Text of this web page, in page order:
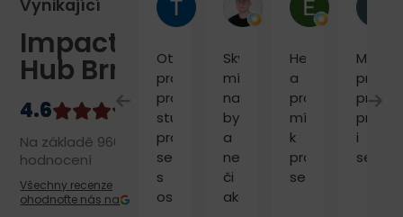
Vynikající
Impact
Hub Brno
Na základě 960
hodnocení
Všechny recenze
ohodnoťte nás na
Otevřený
prostor
pro
studium,
práci,
setkání
s
ostatními.
Skvělé
místo
na
byznys
a
networking
či
akce
Hezké
a
profi
místo
k
práci
setkávání.
pro
práci
i